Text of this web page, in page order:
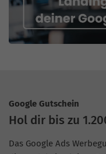
Google Gutschein
Hol dir bis zu
Das Google Ads